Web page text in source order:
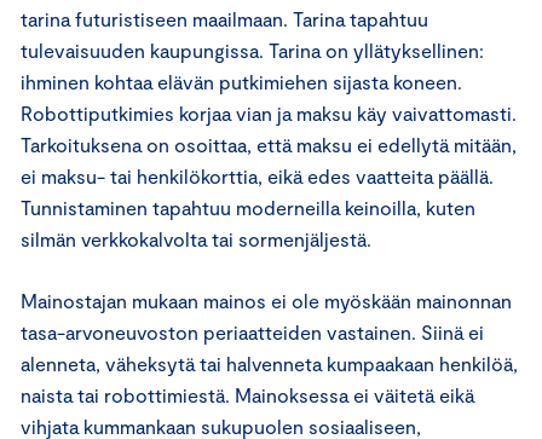
tarina futuristiseen maailmaan. Tarina tapahtuu
tulevaisuuden kaupungissa. Tarina on yllätyksellinen:
ihminen kohtaa elävän putkimiehen sijasta koneen.
Robottiputkimies korjaa vian ja maksu käy vaivattomasti.
Tarkoituksena on osoittaa, että maksu ei edellytä mitään,
ei maksu- tai henkilökorttia, eikä edes vaatteita päällä.
Tunnistaminen tapahtuu moderneilla keinoilla, kuten
silmän verkkokalvolta tai sormenjäljestä.
Mainostajan mukaan mainos ei ole myöskään mainonnan
tasa-arvoneuvoston periaatteiden vastainen. Siinä ei
alenneta, väheksytä tai halvenneta kumpaakaan henkilöä,
naista tai robottimiestä. Mainoksessa ei väitetä eikä
vihjata kummankaan sukupuolen sosiaaliseen,